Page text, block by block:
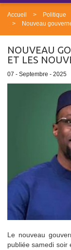
Accueil
Politique
Nouveau
NOUVEAU
ET LES
07 - Septembre - 2025
Le nouveau
publiée samedi soir